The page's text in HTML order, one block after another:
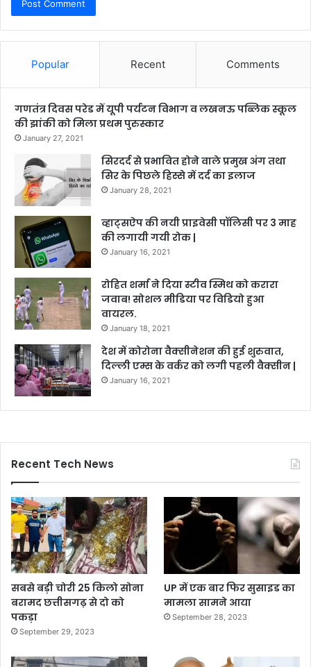
Popular Recent Comments
गणतंत्र दिवस परेड में यूपी पर्यटन विभाग व लखनऊ पब्लिक स्कूल
की झांकी को मिला प्रथम पुरुस्कार
January 27, 2021
सिरदर्द से प्रभावित होने वाले प्रमुख अंग तथा
सिर के पिछले हिस्से में दर्द का इलाज
January 28, 2021
व्हाट्सऐप की नयी प्राइवेसी पॉलिसी पर 3 माह
की लगायी गयी रोक |
January 16, 2021
रोहित शर्मा ने दिया स्टीव स्मिथ को करारा
जवाब! सोशल मीडिया पर विडियो हुआ
वायरल.
January 18, 2021
देश में कोरोना वैक्सीनेशन की हुई शुरुवात,
दिल्ली एम्स के वर्कर को लगी पहली वैक्सीन |
January 16, 2021
Recent Tech News
सबसे बड़ी चोरी 25 किलो सोना
बरामद छत्तीसगढ़ से दो को
पकड़ा
September 29, 2023
UP में एक बार फिर सुसाइड का
मामला सामने आया
September 28, 2023